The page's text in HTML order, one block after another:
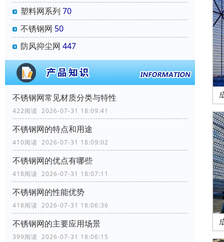
塑料网系列 70
不锈钢网 50
防风抑尘网 447
不锈钢网常见材质分类与特性
422阅读 2026-07-31 18:09:41
不锈钢网的特点和用途
410阅读 2026-07-31 18:09:02
不锈钢网的优点有哪些
418阅读 2026-07-31 18:07:11
不锈钢网的性能优势
418阅读 2026-07-31 18:06:36
不锈钢网的主要应用场景
399阅读 2026-07-31 18:06:15